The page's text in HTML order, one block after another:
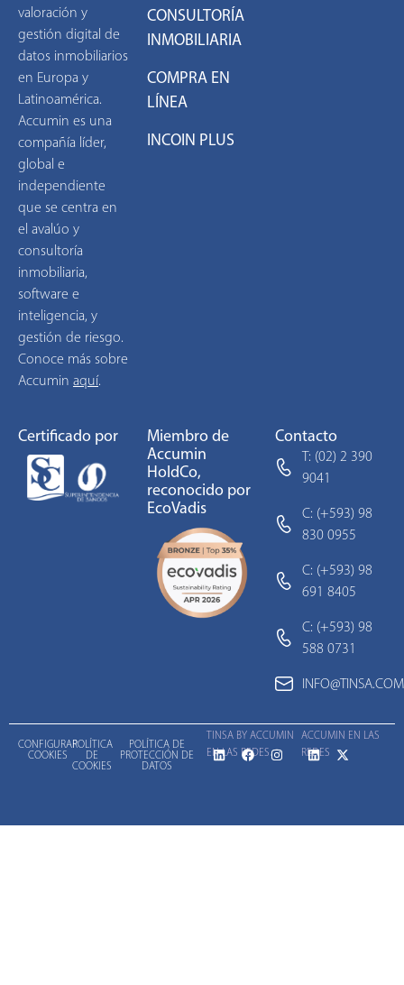
valoración y
gestión digital de
datos inmobiliarios
en Europa y
Latinoamérica.
Accumin es una
compañía líder,
global e
independiente
que se centra en
el avalúo y
consultoría
inmobiliaria,
software e
inteligencia, y
gestión de riesgo.
Conoce más sobre
Accumin aquí.
CONSULTORÍA
INMOBILIARIA
COMPRA EN
LÍNEA
INCOIN PLUS
Certificado por
Miembro de
Accumin
HoldCo,
reconocido por
EcoVadis
Contacto
T: (02) 2 390
9041
C: (+593) 98
830 0955
C: (+593) 98
691 8405
C: (+593) 98
588 0731
CONFIGURAR
COOKIES
POLÍTICA
DE
COOKIES
POLÍTICA DE
PROTECCIÓN DE
DATOS
TINSA BY ACCUMIN
EN LAS REDES
ACCUMIN EN LAS
REDES